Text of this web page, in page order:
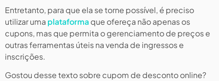
Entretanto, para que ela se torne possível, é preciso
utilizar uma plataformaque ofereça não apenas os
cupons, mas que permita o gerenciamento de preços e
outras ferramentas úteis na venda de ingressos e
inscrições.
Gostou desse texto sobre cupom de desconto online?